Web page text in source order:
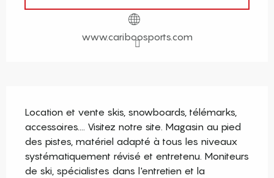
www.cariboosports.com
Location et vente skis, snowboards, télémarks,
accessoires.... Visitez notre site. Magasin au pied
des pistes, matériel adapté à tous les niveaux
systématiquement révisé et entretenu. Moniteurs
de ski, spécialistes dans l'entretien et la